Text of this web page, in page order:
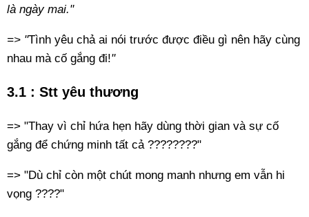
là ngày mai."
=> "Tình yêu chả ai nói trước được điều gì nên hãy cùng
nhau mà cố gắng đi!"
3.1 : Stt yêu thương
=> "Thay vì chỉ hứa hẹn hãy dùng thời gian và sự cố
gắng để chứng minh tất cả ????????"
=> "Dù chỉ còn một chút mong manh nhưng em vẫn hi
vọng ????"